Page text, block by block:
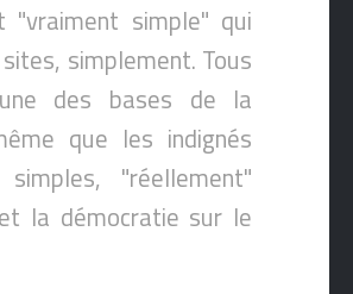
"vraiment simple" qui
simplement. Tous
une des bases de la
que les indignés
"réellement"
la démocratie sur le